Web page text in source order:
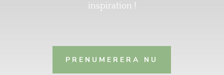
inspiration !
PRENUMERERA NU